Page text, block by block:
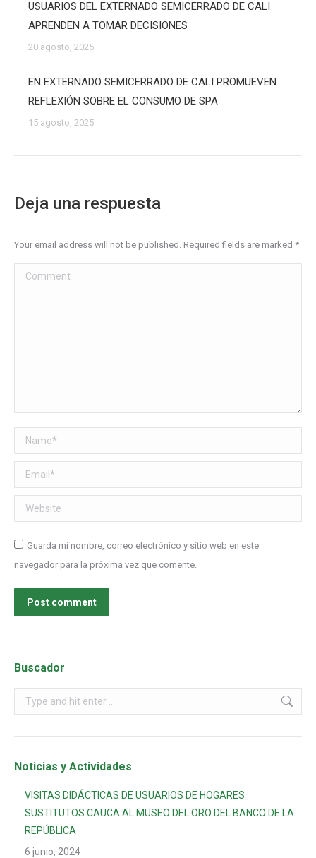
USUARIOS DEL EXTERNADO SEMICERRADO DE CALI
APRENDEN A TOMAR DECISIONES
20 agosto, 2025
EN EXTERNADO SEMICERRADO DE CALI PROMUEVEN
REFLEXIÓN SOBRE EL CONSUMO DE SPA
15 agosto, 2025
Deja una respuesta
Your email address will not be published. Required fields are marked *
Comment
Name *
Email *
Website
Guarda mi nombre, correo electrónico y sitio web en este
navegador para la próxima vez que comente.
Post comment
Buscador
Noticias y Actividades
VISITAS DIDÁCTICAS DE USUARIOS DE HOGARES
SUSTITUTOS CAUCA AL MUSEO DEL ORO DEL BANCO DE LA
REPÚBLICA
6 junio, 2024